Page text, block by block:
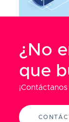
¿No
que